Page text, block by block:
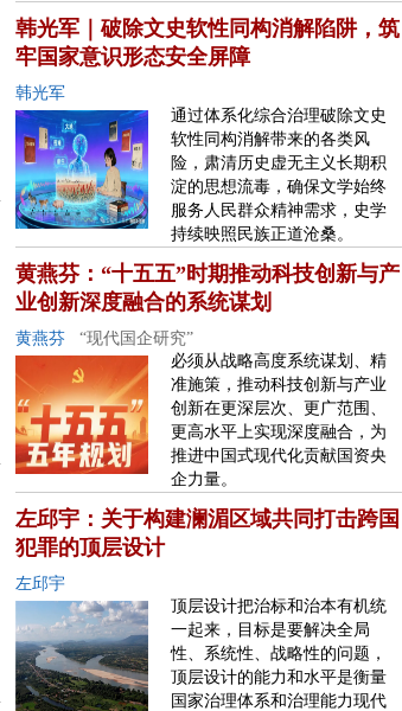
韩光军｜破除文史软性同构消解陷阱，筑
牢国家意识形态安全屏障
韩光军
通过体系化综合治理破除文史
软性同构消解带来的各类风
险，肃清历史虚无主义长期积
淀的思想流毒，确保文学始终
服务人民群众精神需求，史学
持续映照民族正道沧桑。
黄燕芬：“十五五”时期推动科技创新与产
业创新深度融合的系统谋划
黄燕芬
“现代国企研究”
必须从战略高度系统谋划、精
准施策，推动科技创新与产业
创新在更深层次、更广范围、
更高水平上实现深度融合，为
推进中国式现代化贡献国资央
企力量。
左邱宇：关于构建澜湄区域共同打击跨国
犯罪的顶层设计
左邱宇
顶层设计把治标和治本有机统
一起来，目标是要解决全局
性、系统性、战略性的问题，
顶层设计的能力和水平是衡量
国家治理体系和治理能力现代